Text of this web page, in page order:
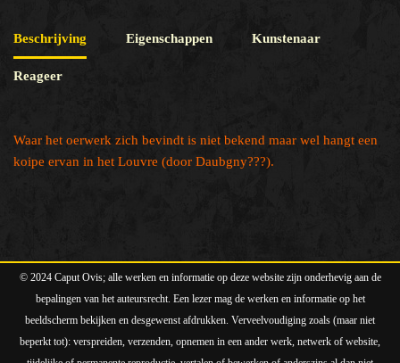
Beschrijving Eigenschappen Kunstenaar
Reageer
Waar het oerwerk zich bevindt is niet bekend maar wel hangt een
koipe ervan in het Louvre (door Daubgny???).
© 2024 Caput Ovis; alle werken en informatie op deze website zijn onderhevig aan de
bepalingen van het auteursrecht. Een lezer mag de werken en informatie op het
beeldscherm bekijken en desgewenst afdrukken. Verveelvoudiging zoals (maar niet
beperkt tot): verspreiden, verzenden, opnemen in een ander werk, netwerk of website,